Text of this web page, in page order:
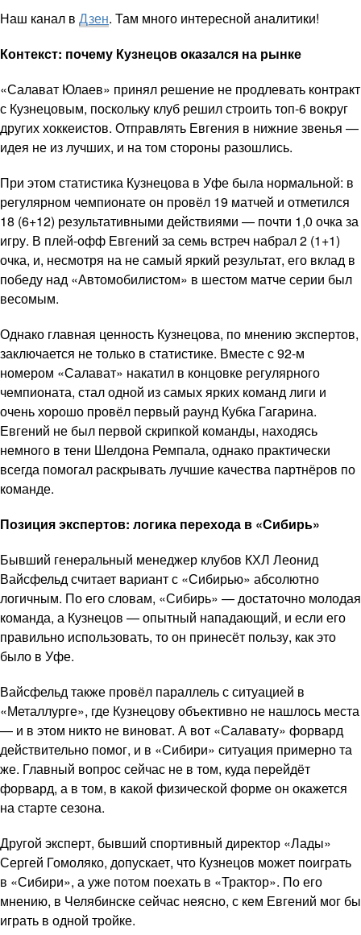
Наш канал в Дзен. Там много интересной аналитики!
Контекст: почему Кузнецов оказался на рынке
«Салават Юлаев» принял решение не продлевать контракт
с Кузнецовым, поскольку клуб решил строить топ-6 вокруг
других хоккеистов. Отправлять Евгения в нижние звенья —
идея не из лучших, и на том стороны разошлись.
При этом статистика Кузнецова в Уфе была нормальной: в
регулярном чемпионате он провёл 19 матчей и отметился
18 (6+12) результативными действиями — почти 1,0 очка за
игру. В плей-офф Евгений за семь встреч набрал 2 (1+1)
очка, и, несмотря на не самый яркий результат, его вклад в
победу над «Автомобилистом» в шестом матче серии был
весомым.
Однако главная ценность Кузнецова, по мнению экспертов,
заключается не только в статистике. Вместе с 92-м
номером «Салават» накатил в концовке регулярного
чемпионата, стал одной из самых ярких команд лиги и
очень хорошо провёл первый раунд Кубка Гагарина.
Евгений не был первой скрипкой команды, находясь
немного в тени Шелдона Ремпала, однако практически
всегда помогал раскрывать лучшие качества партнёров по
команде.
Позиция экспертов: логика перехода в «Сибирь»
Бывший генеральный менеджер клубов КХЛ Леонид
Вайсфельд считает вариант с «Сибирью» абсолютно
логичным. По его словам, «Сибирь» — достаточно молодая
команда, а Кузнецов — опытный нападающий, и если его
правильно использовать, то он принесёт пользу, как это
было в Уфе.
Вайсфельд также провёл параллель с ситуацией в
«Металлурге», где Кузнецову объективно не нашлось места
— и в этом никто не виноват. А вот «Салавату» форвард
действительно помог, и в «Сибири» ситуация примерно та
же. Главный вопрос сейчас не в том, куда перейдёт
форвард, а в том, в какой физической форме он окажется
на старте сезона.
Другой эксперт, бывший спортивный директор «Лады»
Сергей Гомоляко, допускает, что Кузнецов может поиграть
в «Сибири», а уже потом поехать в «Трактор». По его
мнению, в Челябинске сейчас неясно, с кем Евгений мог бы
играть в одной тройке.